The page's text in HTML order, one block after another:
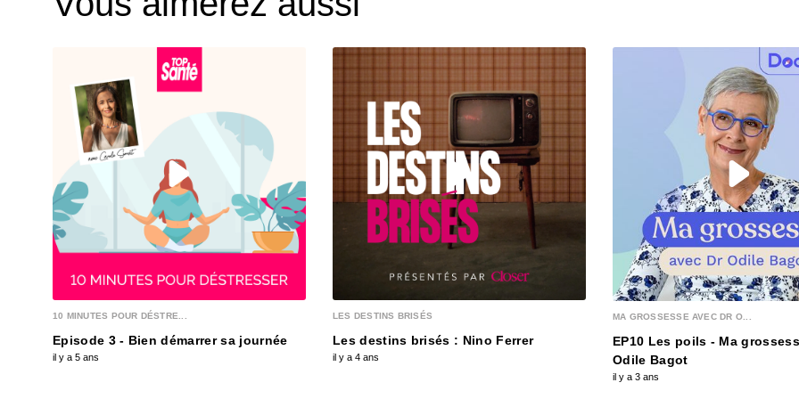
00:03:25
00:03:12
00:03:12
10 MINUTES POUR DÉSTRE...
Episode 3 - Bien démarrer sa journée
il y a 5 ans
LES DESTINS BRISÉS
Les destins brisés : Nino Ferrer
il y a 4 ans
MA GROSSESSE AVEC DR O...
EP10 Les poils - Ma
Odile Bagot
il y a 3 ans